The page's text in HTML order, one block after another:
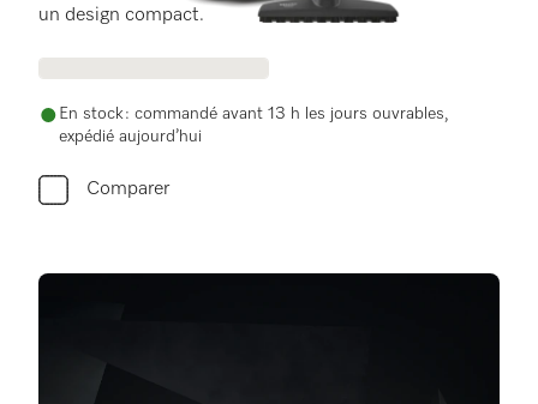
un design compact.
En stock : commandé avant 13 h les jours ouvrables,
expédié aujourd’hui
Comparer